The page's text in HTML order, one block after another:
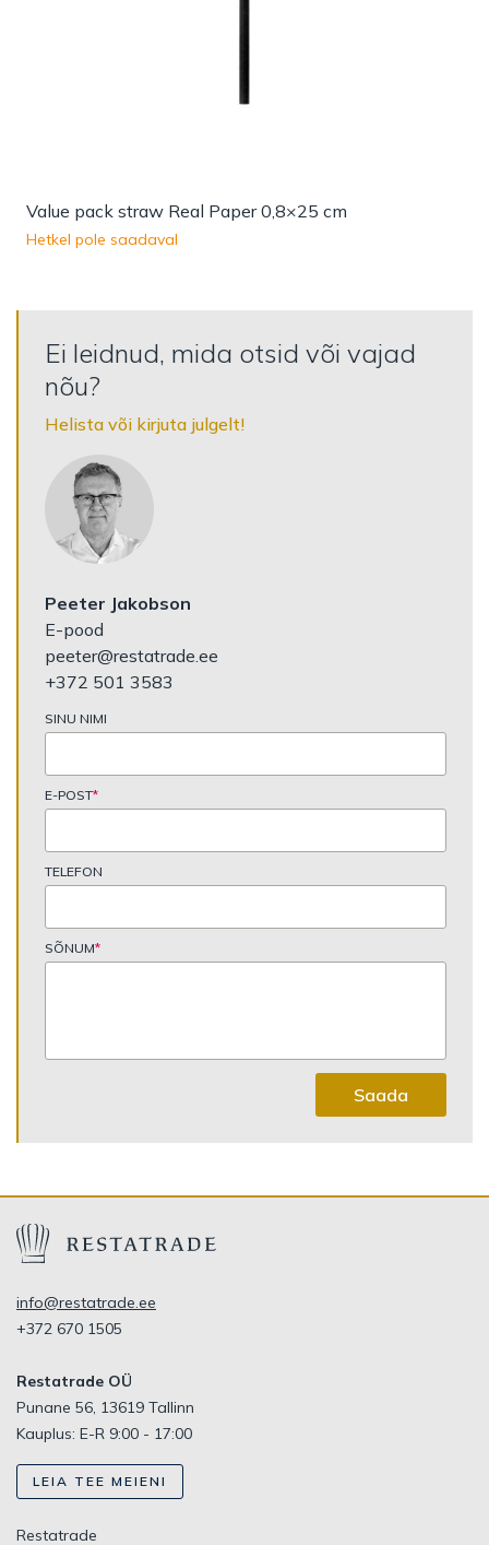
Value pack straw Real Paper 0,8×25 cm
Hetkel pole saadaval
Ei leidnud, mida otsid või vajad
nõu?
Helista või kirjuta julgelt!
Peeter Jakobson
E-pood
peeter@restatrade.ee
+372 501 3583
SINU NIMI
E-POST*
TELEFON
SÕNUM*
Saada
info@restatrade.ee
+372 670 1505
Restatrade OÜ
Punane 56, 13619 Tallinn
Kauplus: E-R 9:00 - 17:00
LEIA TEE MEIENI
Restatrade